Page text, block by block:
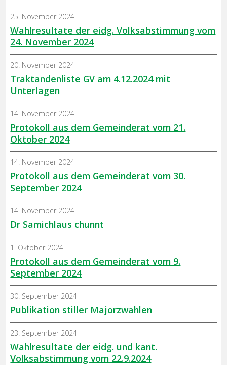
Wahlresultate der eidg. Volksabstimmung vom
24. November 2024
25. November 2024
Traktandenliste GV am 4.12.2024 mit
Unterlagen
20. November 2024
Protokoll aus dem Gemeinderat vom 21.
Oktober 2024
14. November 2024
Protokoll aus dem Gemeinderat vom 30.
September 2024
14. November 2024
Dr Samichlaus chunnt
14. November 2024
Protokoll aus dem Gemeinderat vom 9.
September 2024
1. Oktober 2024
Publikation stiller Majorzwahlen
30. September 2024
Wahlresultate der eidg. und kant.
Volksabstimmung vom 22.9.2024
23. September 2024